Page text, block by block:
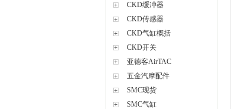
CKD缓冲器
CKD传感器
CKD气缸概括
CKD开关
亚德客AirTAC
五金汽摩配件
SMC现货
SMC气缸